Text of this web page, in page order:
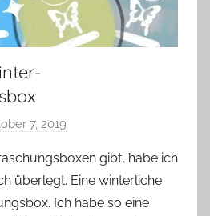
7, 2019
n
Y
v
gibt, habe ich
überlegt. Eine winterliche
Ich habe so eine